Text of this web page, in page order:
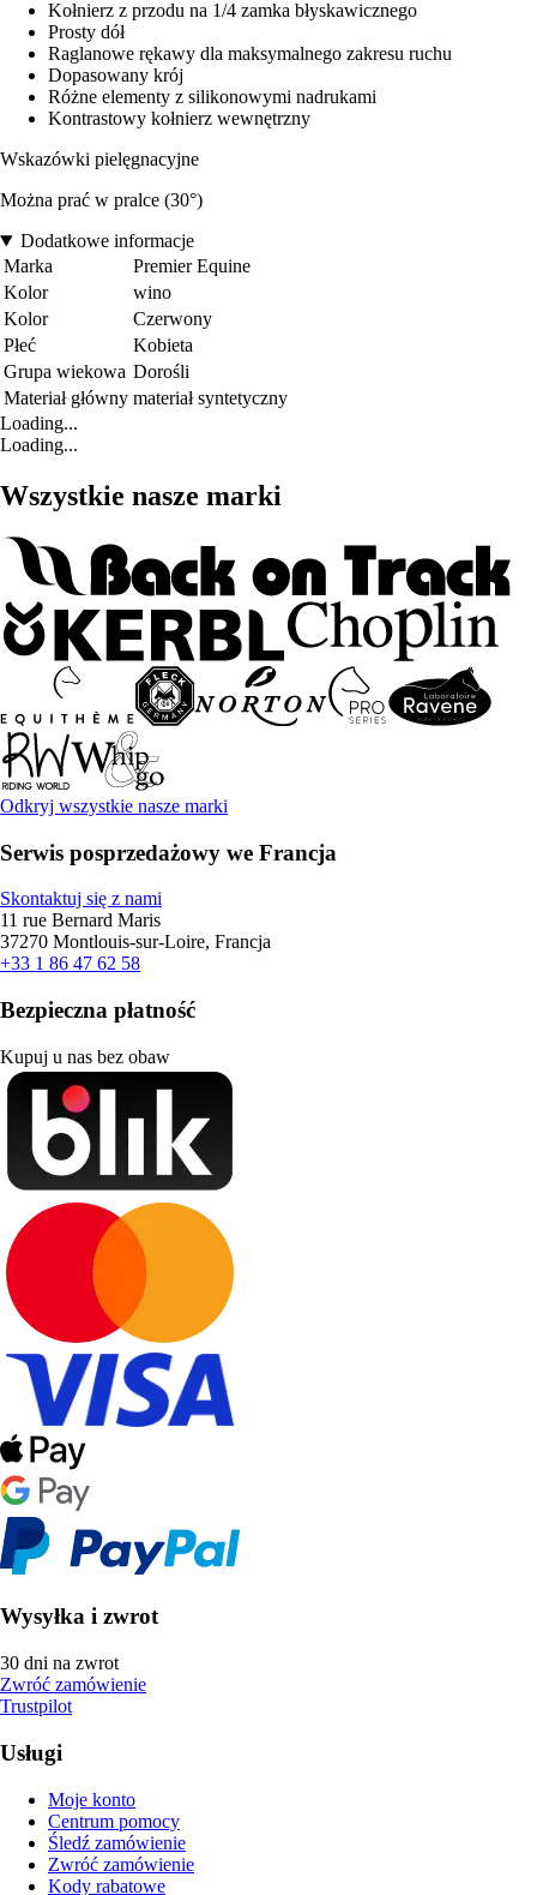
Kołnierz z przodu na 1/4 zamka błyskawicznego
Prosty dół
Raglanowe rękawy dla maksymalnego zakresu ruchu
Dopasowany krój
Różne elementy z silikonowymi nadrukami
Kontrastowy kołnierz wewnętrzny
Wskazówki pielęgnacyjne
Można prać w pralce (30°)
Dodatkowe informacje
Marka
Premier Equine
Kolor
wino
Kolor
Czerwony
Płeć
Kobieta
Grupa wiekowa Dorośli
Materiał główny materiał syntetyczny
Loading...
Loading...
Wszystkie nasze marki
Odkryj wszystkie nasze marki
Serwis posprzedażowy we Francja
Skontaktuj się z nami
11 rue Bernard Maris
37270 Montlouis-sur-Loire, Francja
+33 1 86 47 62 58
Bezpieczna płatność
Kupuj u nas bez obaw
Wysyłka i zwrot
30 dni na zwrot
Zwróć zamówienie
Trustpilot
Usługi
Moje konto
Centrum pomocy
Śledź zamówienie
Zwróć zamówienie
Kody rabatowe